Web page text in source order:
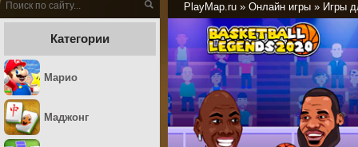
PlayMap.ru » Онлайн игры » Игры
Категории
Марио
Маджонг